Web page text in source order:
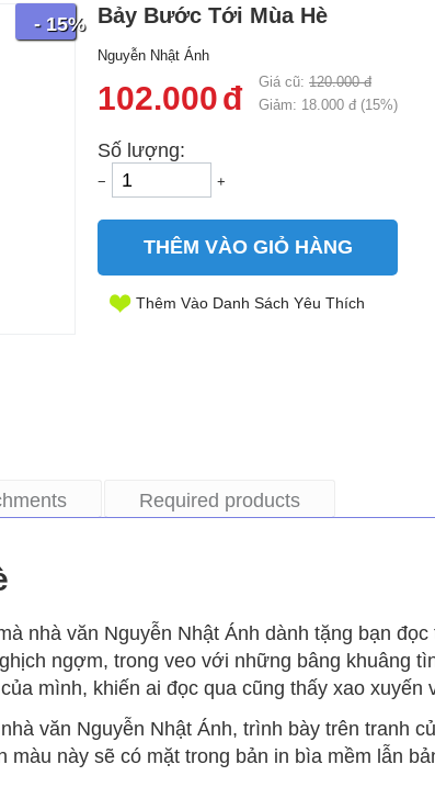
- 15% Bảy Bước Tới Mùa Hè
Nguyễn Nhật Ánh
102.000đ Giá cũ: 120.000 đ
Giảm: 18.000 đ (15%)
Số lượng:
− +
THÊM VÀO GIỎ HÀNG
Thêm Vào Danh Sách Yêu Thích
Required products
nhà văn Nguyễn Nhật Ánh dành tặng bạn
ngợm, trong veo với những bâng khuâng
mình, khiến ai đọc qua cũng thấy xao
văn Nguyễn Nhật Ánh, trình bày trên tranh
màu này sẽ có mặt trong bản in bìa mềm lẫn